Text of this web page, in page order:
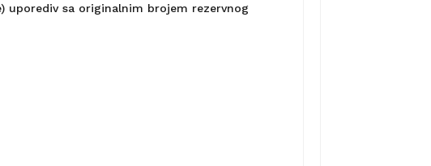
uporediv sa originalnim brojem rezervnog